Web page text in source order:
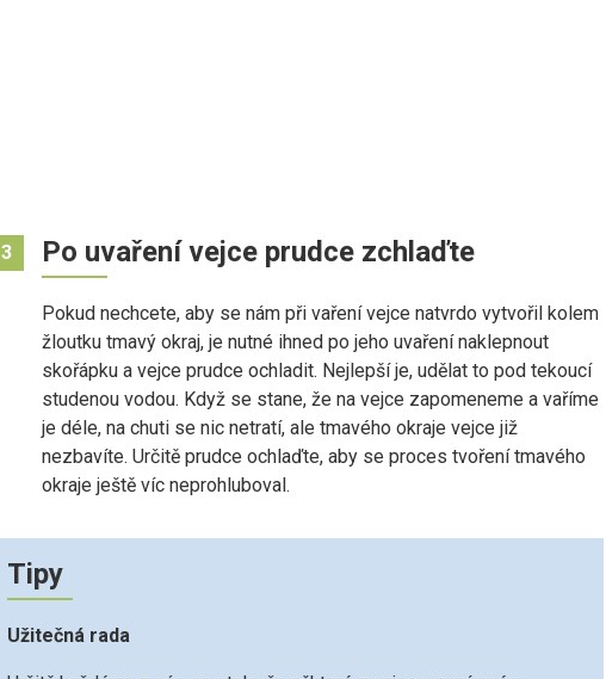
3 Po uvaření vejce prudce zchlaďte
Pokud nechcete, aby se nám při vaření vejce natvrdo vytvořil kolem
žloutku tmavý okraj, je nutné ihned po jeho uvaření naklepnout
skořápku a vejce prudce ochladit. Nejlepší je, udělat to pod tekoucí
studenou vodou. Když se stane, že na vejce zapomeneme a vaříme
je déle, na chuti se nic netratí, ale tmavého okraje vejce již
nezbavíte. Určitě prudce ochlaďte, aby se proces tvoření tmavého
okraje ještě víc neprohluboval.
Tipy
Užitečná rada